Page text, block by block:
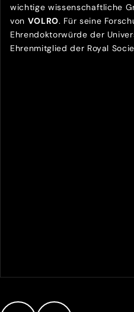
wichtige wissenschaftliche
von VOLRO. Für seine
Ehrendoktorwürde der
Ehrenmitglied der Royal